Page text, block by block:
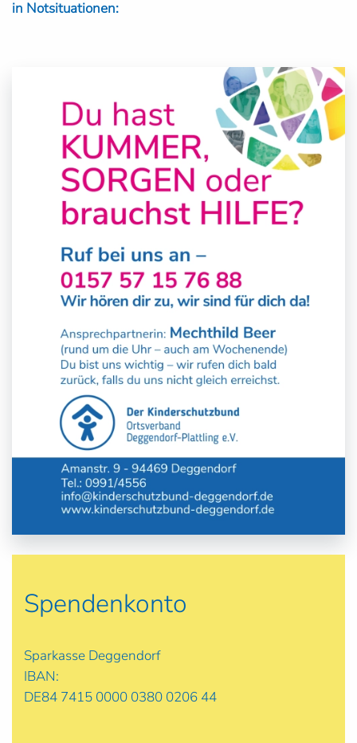
in Notsituationen:
Spendenkonto
Sparkasse Deggendorf
IBAN:
DE84 7415 0000 0380 0206 44